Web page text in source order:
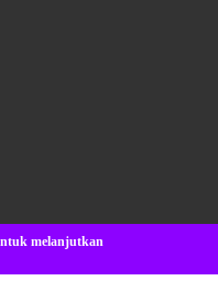
melanjutkan